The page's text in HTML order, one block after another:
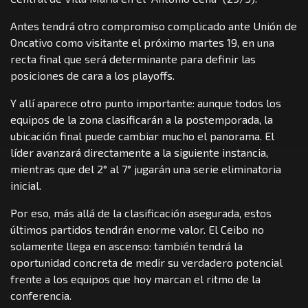
Antes tendrá otro compromiso complicado ante Unión de
Oncativo como visitante el próximo martes 19, en una
recta final que será determinante para definir las
posiciones de cara a los playoffs.
Y allí aparece otro punto importante: aunque todos los
equipos de la zona clasificarán a la postemporada, la
ubicación final puede cambiar mucho el panorama. El
líder avanzará directamente a la siguiente instancia,
mientras que del 2° al 7° jugarán una serie eliminatoria
inicial.
Por eso, más allá de la clasificación asegurada, estos
últimos partidos tendrán enorme valor. El Ceibo no
solamente llega en ascenso: también tendrá la
oportunidad concreta de medir su verdadero potencial
frente a los equipos que hoy marcan el ritmo de la
conferencia.